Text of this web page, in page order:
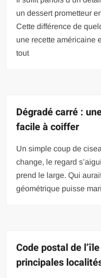
un dessert prometteur
Cette différence de
une recette américaine
tout
Dégradé carré :
facile à coiffer
Un simple coup de
change, le regard
prend le large. Qui
géométrique puisse
Code postal de
principales